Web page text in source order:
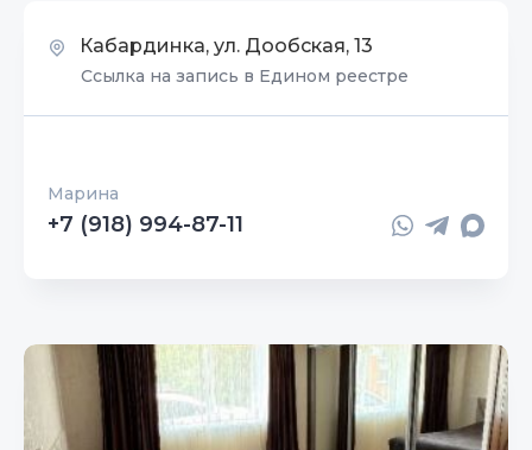
Кабардинка, ул. Дообская, 13
Ссылка на запись в Едином реестре
Марина
+7 (918) 994-87-11